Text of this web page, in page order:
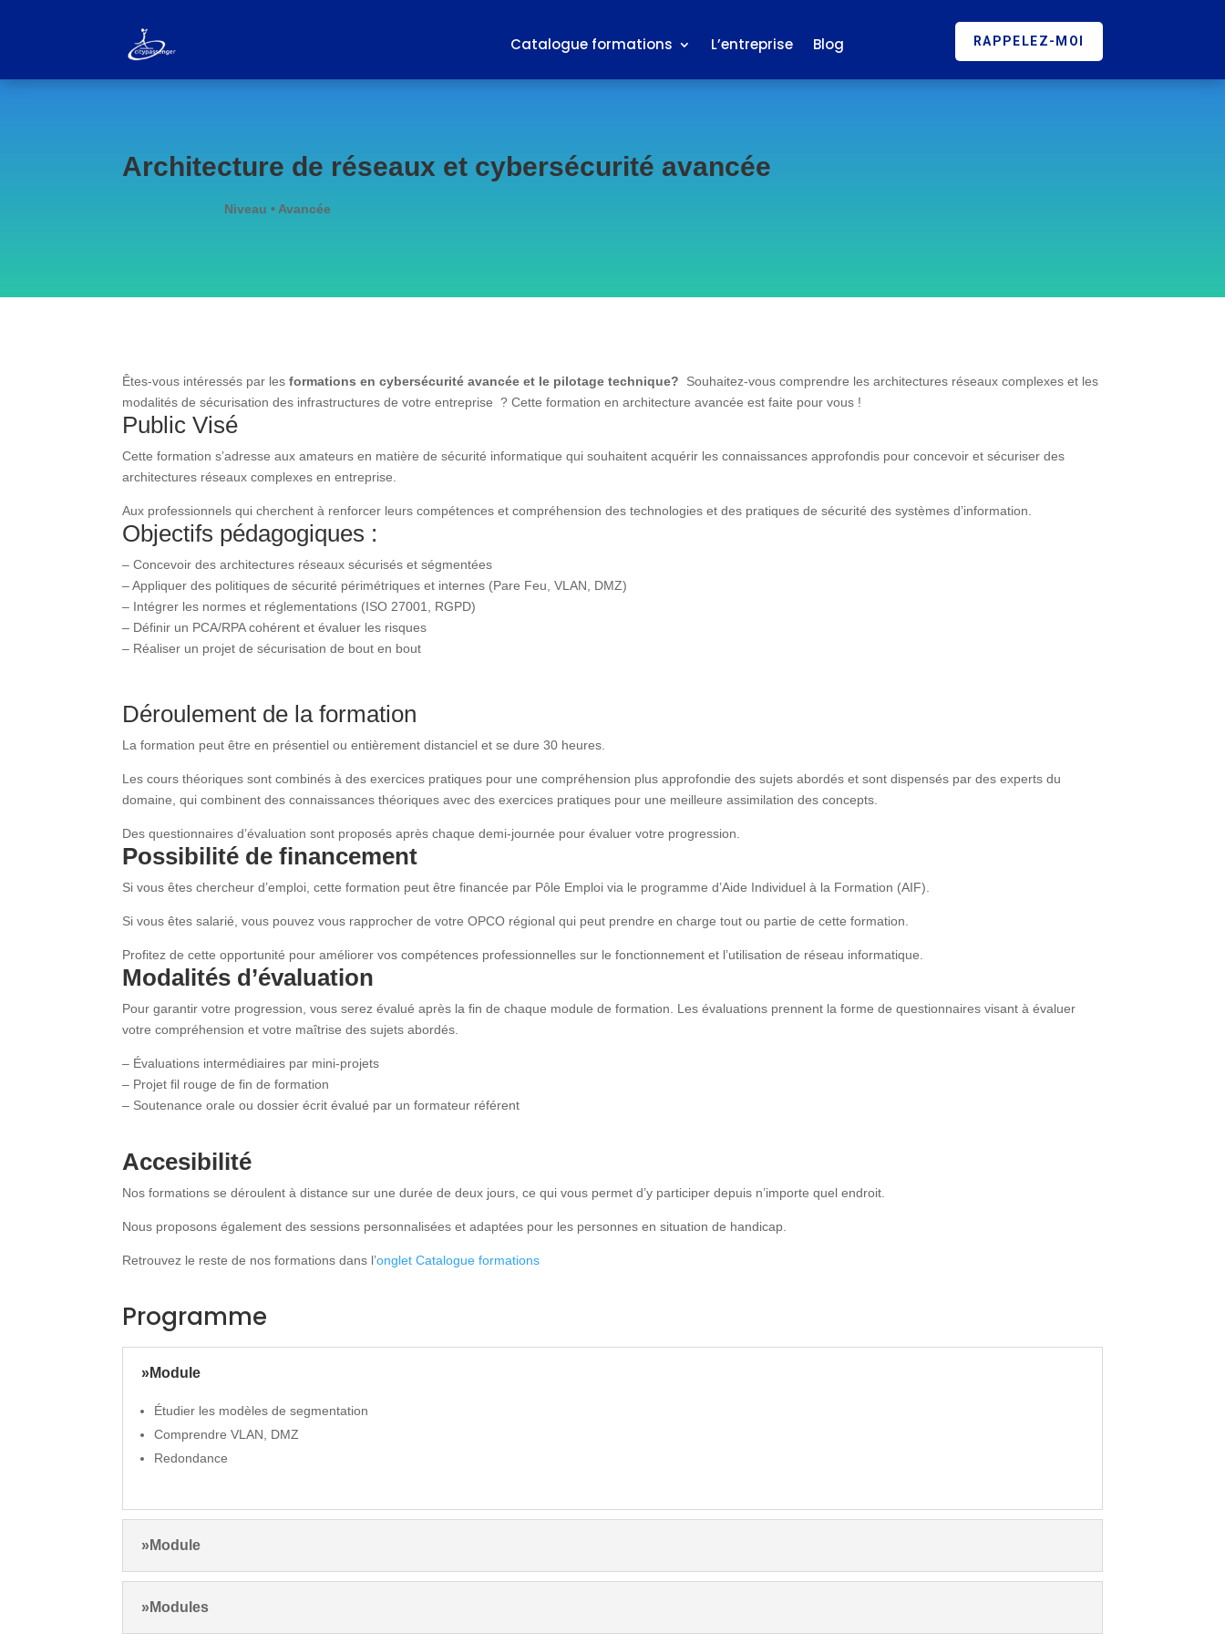
Catalogue formations L’entreprise Blog RAPPELEZ-MOI
Architecture de réseaux et cybersécurité avancée
Niveau • Avancée
Êtes-vous intéressés par les formations en cybersécurité avancée et le pilotage technique?
Souhaitez-vous comprendre les architectures réseaux complexes et les
modalités de sécurisation des infrastructures de votre entreprise ? Cette formation en architecture avancée est faite pour vous !
Public Visé
Cette formation s’adresse aux amateurs en matière de sécurité informatique qui souhaitent acquérir les connaissances approfondis pour concevoir et sécuriser des
architectures réseaux complexes en entreprise.
Aux professionnels qui cherchent à renforcer leurs compétences et compréhension des technologies et des pratiques de sécurité des systèmes d’information.
Objectifs pédagogiques :
– Concevoir des architectures réseaux sécurisés et ségmentées
– Appliquer des politiques de sécurité périmétriques et internes (Pare Feu, VLAN, DMZ)
– Intégrer les normes et réglementations (ISO 27001, RGPD)
– Définir un PCA/RPA cohérent et évaluer les risques
– Réaliser un projet de sécurisation de bout en bout
Déroulement de la formation
La formation peut être en présentiel ou entièrement distanciel et se dure 30 heures.
Les cours théoriques sont combinés à des exercices pratiques pour une compréhension plus approfondie des sujets abordés etsont dispensés par des experts du
domaine, qui combinent des connaissances théoriques avec des exercices pratiques pour une meilleure assimilation des concepts.
Des questionnaires d’évaluation sont proposés après chaque demi-journée pour évaluer votre progression.
Possibilité de financement
Si vous êtes chercheur d’emploi, cette formation peut être financée par Pôle Emploi via le programme d’Aide Individuel à la Formation (AIF).
Si vous êtes salarié, vous pouvez vous rapprocher de votre OPCO régional qui peut prendre en charge tout ou partie de cette formation.
Profitez de cette opportunité pour améliorer vos compétences professionnelles sur le fonctionnement et l’utilisation de réseau informatique.
Modalités d’évaluation
Pour garantir votre progression, vous serez évalué après la fin de chaque module de formation. Les évaluations prennent la forme de questionnaires visant à évaluer
votre compréhension et votre maîtrise des sujets abordés.
– Évaluations intermédiaires par mini-projets
– Projet fil rouge de fin de formation
– Soutenance orale ou dossier écrit évalué par un formateur référent
Accesibilité
Nos formations se déroulent à distance sur une durée de deux jours, ce qui vous permet d’y participer depuis n’importe quel endroit.
Nous proposons également des sessions personnalisées et adaptées pour les personnes en situation de handicap.
Retrouvez le reste de nos formations dans l’onglet Catalogue formations
Programme
»Module
Étudier les modèles de segmentation
Comprendre VLAN, DMZ
Redondance
»Module
»Modules